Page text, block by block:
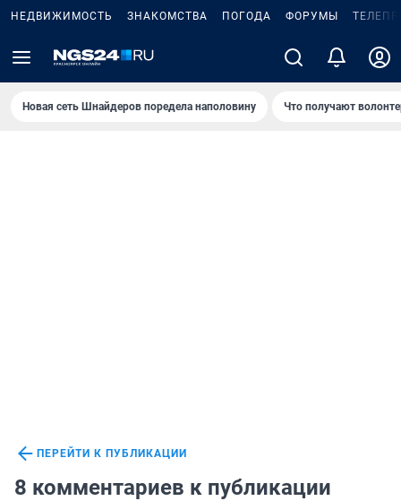
НЕДВИЖИМОСТЬ ЗНАКОМСТВА ПОГОДА ФОРУМЫ
Новая сеть Шнайдеров поредела наполовину Что получают
ПЕРЕЙТИ К ПУБЛИКАЦИИ
8 комментариев к публикации